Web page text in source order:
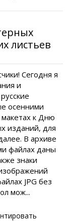
листьев
Сегодня я
и
осенними
к Дню
изданий, для
В архиве
файлах даны
знаки
JPG без
мож...